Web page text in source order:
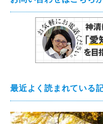
最近よく読まれている